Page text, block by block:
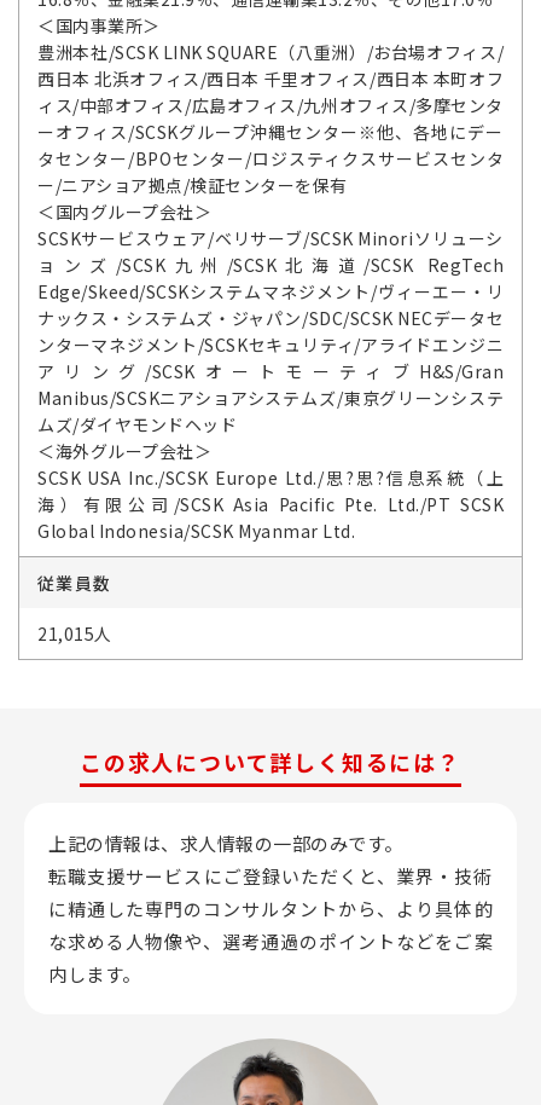
＜国内事業所＞
豊洲本社/SCSK LINK SQUARE（八重洲）/お台場オフィス/
西日本 北浜オフィス/西日本 千里オフィス/西日本 本町オフ
ィス/中部オフィス/広島オフィス/九州オフィス/多摩センタ
ーオフィス/SCSKグループ沖縄センター※他、各地にデー
タセンター/BPOセンター/ロジスティクスサービスセンタ
ー/ニアショア拠点/検証センターを保有
＜国内グループ会社＞
SCSKサービスウェア/ベリサーブ/SCSK Minoriソリューシ
ョンズ/SCSK九州/SCSK北海道/SCSK RegTech
Edge/Skeed/SCSKシステムマネジメント/ヴィーエー・リ
ナックス・システムズ・ジャパン/SDC/SCSK NECデータセ
ンターマネジメント/SCSKセキュリティ/アライドエンジニ
アリング/SCSKオートモーティブH&S/Gran
Manibus/SCSKニアショアシステムズ/東京グリーンシステ
ムズ/ダイヤモンドヘッド
＜海外グループ会社＞
SCSK USA Inc./SCSK Europe Ltd./思?思?信息系統（上
海）有限公司/SCSK Asia Pacific Pte. Ltd./PT SCSK
Global Indonesia/SCSK Myanmar Ltd.
従業員数
21,015人
この求人について詳しく知るには？
上記の情報は、求人情報の一部のみです。
転職支援サービスにご登録いただくと、業界・技術
に精通した専門のコンサルタントから、 より具体的
な求める人物像や、選考通過のポイントなどをご案
内します。